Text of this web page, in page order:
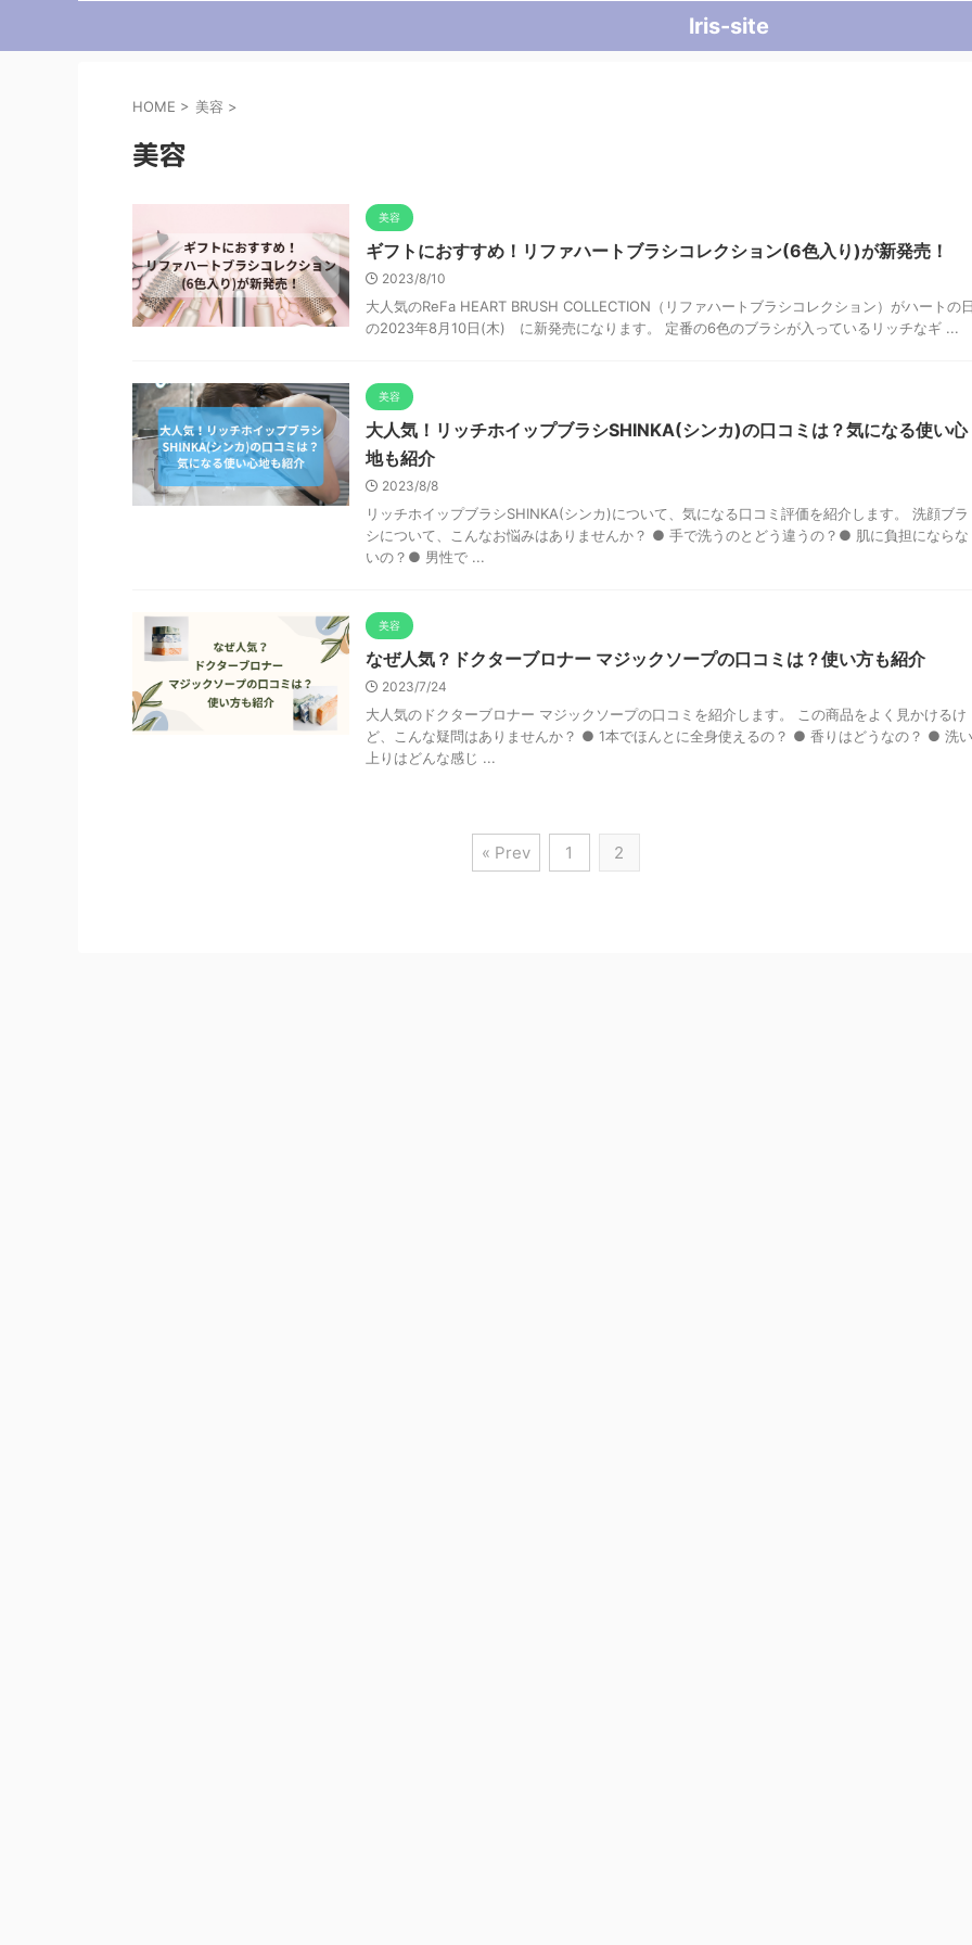
lris-site
HOME > 美容 >
美容
美容
ギフトにおすすめ！リファハートブラシコレクション(6色入り)が新発売！
2023/8/10
大人気のReFa HEART BRUSH COLLECTION（リファハートブラシコレクション）がハートの
の2023年8月10日(木) に新発売になります。 定番の6色のブラシが入っているリッチなギ ...
美容
大人気！リッチホイップブラシSHINKA(シンカ)の口コミは？気になる使い心
地も紹介
2023/8/8
リッチホイップブラシSHINKA(シンカ)について、気になる口コミ評価を紹介します。 洗顔ブラ
シについて、こんなお悩みはありませんか？ ● 手で洗うのとどう違うの？● 肌に負担にならな
いの？● 男性で ...
美容
なぜ人気？ドクターブロナー マジックソープの口コミは？使い方も紹介
2023/7/24
大人気のドクターブロナー マジックソープの口コミを紹介します。 この商品をよく見かけるけ
ど、こんな疑問はありませんか？ ● 1本でほんとに全身使えるの？ ● 香りはどうなの？ ● 洗い
上りはどんな感じ ...
« Prev 1 2